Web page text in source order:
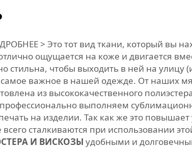
> Это тот вид ткани, который вы
ощущается на коже и двигается
стильна, чтобы выходить в ней на улицу
важное в нашей одежде. От наших
из высококачественного
выполняем
на изделии. Так как же это
сталкиваются при использовании
И ВИСКОЗЫ удобными и